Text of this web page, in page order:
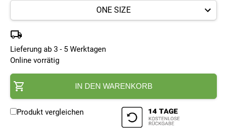
Lieferung ab 3 - 5 Werktagen
Online vorrätig
IN DEN WARENKORB
Produkt vergleichen